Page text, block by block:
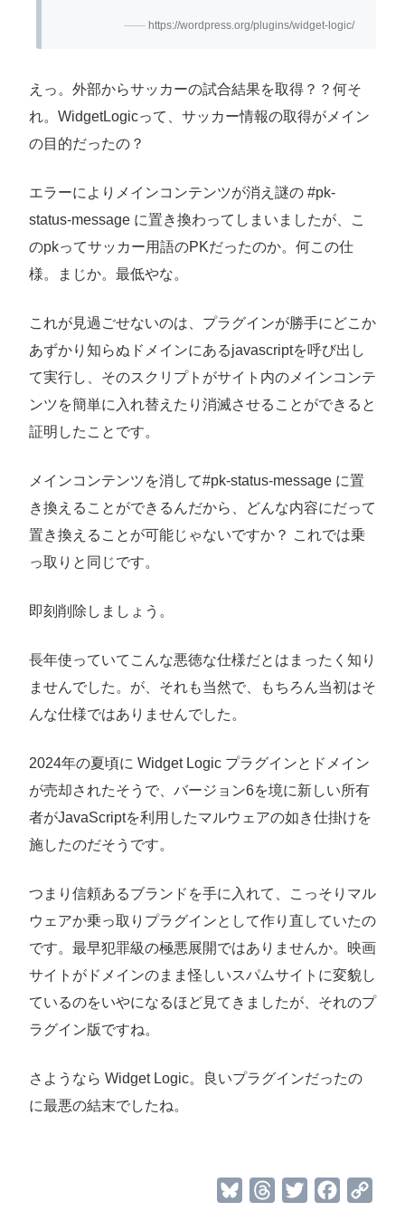
https://wordpress.org/plugins/widget-logic/
えっ。外部からサッカーの試合結果を取得？？何そ
れ。WidgetLogicって、サッカー情報の取得がメイン
の目的だったの？
エラーによりメインコンテンツが消え謎の #pk-
status-message に置き換わってしまいましたが、こ
のpkってサッカー用語のPKだったのか。何この仕
様。まじか。最低やな。
これが見過ごせないのは、プラグインが勝手にどこか
あずかり知らぬドメインにあるjavascriptを呼び出し
て実行し、そのスクリプトがサイト内のメインコンテ
ンツを簡単に入れ替えたり消滅させることができると
証明したことです。
メインコンテンツを消して#pk-status-message に置
き換えることができるんだから、どんな内容にだって
置き換えることが可能じゃないですか？ これでは乗
っ取りと同じです。
即刻削除しましょう。
長年使っていてこんな悪徳な仕様だとはまったく知り
ませんでした。が、それも当然で、もちろん当初はそ
んな仕様ではありませんでした。
2024年の夏頃に Widget Logic プラグインとドメイン
が売却されたそうで、バージョン6を境に新しい所有
者がJavaScriptを利用したマルウェアの如き仕掛けを
施したのだそうです。
つまり信頼あるブランドを手に入れて、こっそりマル
ウェアか乗っ取りプラグインとして作り直していたの
です。最早犯罪級の極悪展開ではありませんか。映画
サイトがドメインのまま怪しいスパムサイトに変貌し
ているのをいやになるほど見てきましたが、それのプ
ラグイン版ですね。
さようなら Widget Logic。良いプラグインだったの
に最悪の結末でしたね。